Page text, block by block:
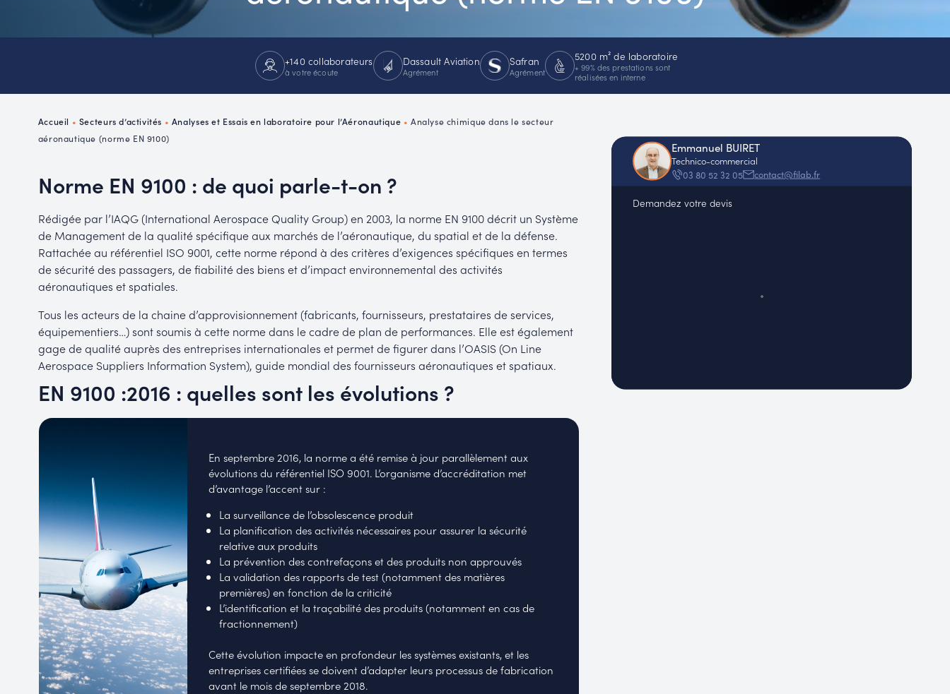
+140 collaborateurs
à votre écoute
Dassault Aviation
Agrément
Safran
Agrément
5200 m² de laboratoire
+ 99% des prestations sont
réalisées en interne
Accueil • Secteurs d’activités • Analyses et Essais en laboratoire pour l’Aéronautique • Analyse chimique dans le secteur
aéronautique (norme EN 9100)
Norme EN 9100 : de quoi parle-t-on ?
Rédigée par l’IAQG (International Aerospace Quality Group) en 2003, la norme EN 9100 décrit un Système
de Management de la qualité spécifique aux marchés de l’aéronautique, du spatial et de la défense.
Rattachée au référentiel ISO 9001, cette norme répond à des critères d’exigences spécifiques en termes
de sécurité des passagers, de fiabilité des biens et d’impact environnemental des activités
aéronautiques et spatiales.
Tous les acteurs de la chaine d’approvisionnement (fabricants, fournisseurs, prestataires de services,
équipementiers…) sont soumis à cette norme dans le cadre de plan de performances. Elle est également
gage de qualité auprès des entreprises internationales et permet de figurer dans l’OASIS (On Line
Aerospace Suppliers Information System), guide mondial des fournisseurs aéronautiques et spatiaux.
EN 9100 :2016 : quelles sont les évolutions ?
En septembre 2016, la norme a été remise à jour parallèlement aux
évolutions du référentiel ISO 9001. L’organisme d’accréditation met
d’avantage l’accent sur :
La surveillance de l’obsolescence produit
La planification des activités nécessaires pour assurer la sécurité
relative aux produits
La prévention des contrefaçons et des produits non approuvés
La validation des rapports de test (notamment des matières
premières) en fonction de la criticité
L’identification et la traçabilité des produits (notamment en cas de
fractionnement)
Cette évolution impacte en profondeur les systèmes existants, et les
entreprises certifiées se doivent d’adapter leurs processus de fabrication
avant le mois de septembre 2018.
Emmanuel BUIRET
Technico-commercial
03 80 52 32 05
contact@filab.fr
Demandez votre devis